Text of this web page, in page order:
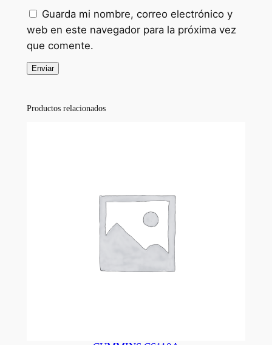
Guarda mi nombre, correo electrónico y
web en este navegador para la próxima vez
que comente.
Productos relacionados